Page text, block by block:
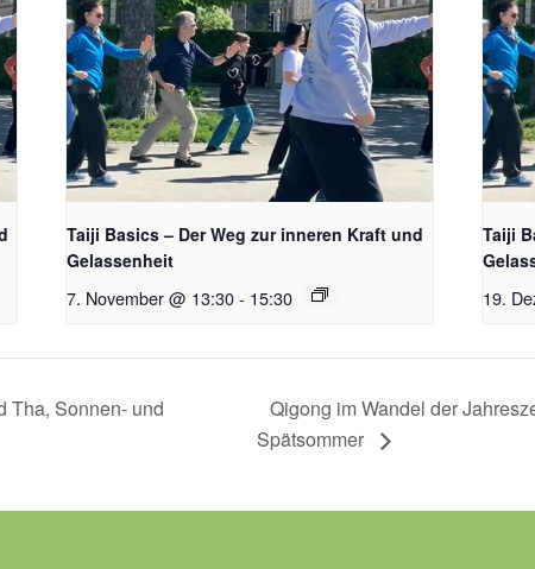
Taiji Basics – Der Weg zur inneren Kraft und
Gelassenheit
7. November @ 13:30 - 15:30
Taiji
19.
Tha, Sonnen- und
Qigong im Wandel der
Spätsommer